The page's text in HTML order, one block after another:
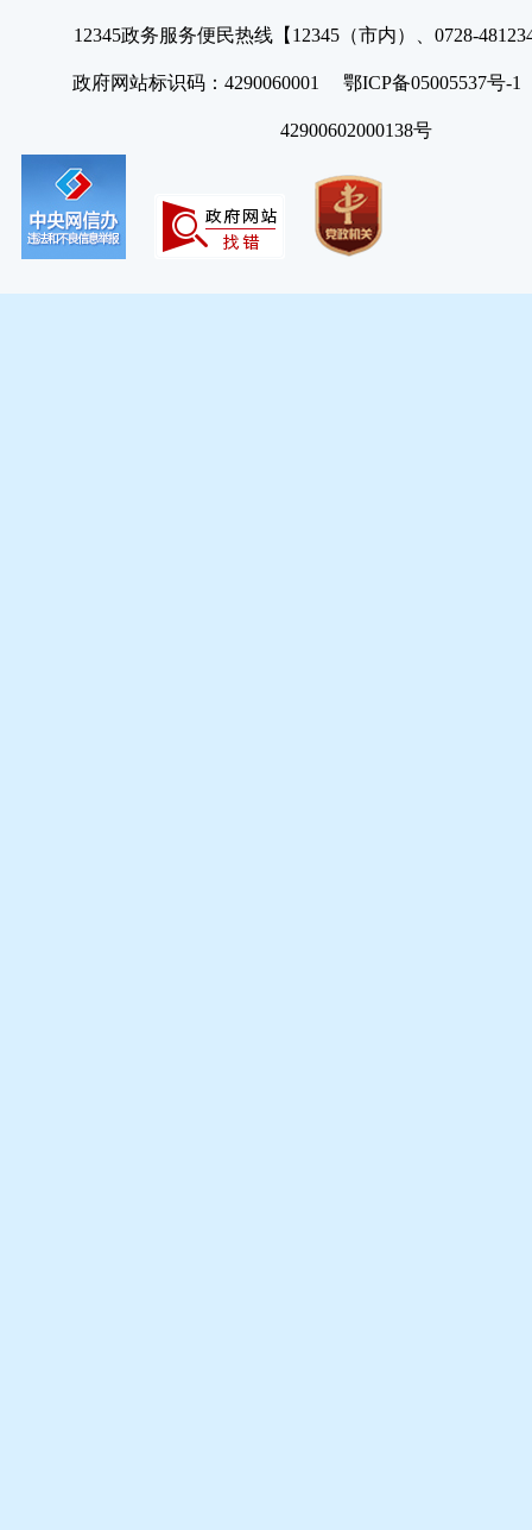
12345政务服务便民热线【12345（市内）、0728-
政府网站标识码：4290060001 鄂ICP备05005537号
42900602000138号